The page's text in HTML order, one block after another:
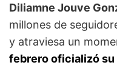
Diliamne Jouve
millones de
y atraviesa un
febrero oficializó